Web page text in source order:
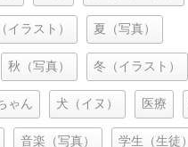
イラスト） 夏（写真）
秋（写真） 冬（イラスト）
ゃん 犬（イヌ） 医療
音楽（写真） 学生（生徒）